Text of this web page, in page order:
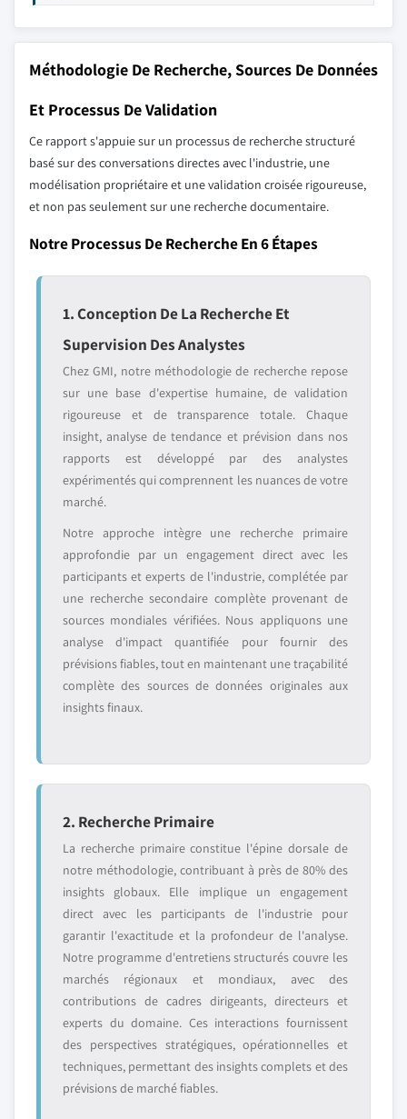
Méthodologie De Recherche, Sources De Données
Et Processus De Validation
Ce rapport s'appuie sur un processus de recherche structuré
basé sur des conversations directes avec l'industrie, une
modélisation propriétaire et une validation croisée rigoureuse,
et non pas seulement sur une recherche documentaire.
Notre Processus De Recherche En 6 Étapes
1. Conception De La Recherche Et
Supervision Des Analystes
Chez GMI, notre méthodologie de recherche repose
sur une base d'expertise humaine, de validation
rigoureuse et de transparence totale. Chaque
insight, analyse de tendance et prévision dans nos
rapports est développé par des analystes
expérimentés qui comprennent les nuances de votre
marché.
Notre approche intègre une recherche primaire
approfondie par un engagement direct avec les
participants et experts de l'industrie, complétée par
une recherche secondaire complète provenant de
sources mondiales vérifiées. Nous appliquons une
analyse d'impact quantifiée pour fournir des
prévisions fiables, tout en maintenant une traçabilité
complète des sources de données originales aux
insights finaux.
2. Recherche Primaire
La recherche primaire constitue l'épine dorsale de
notre méthodologie, contribuant à près de 80% des
insights globaux. Elle implique un engagement
direct avec les participants de l'industrie pour
garantir l'exactitude et la profondeur de l'analyse.
Notre programme d'entretiens structurés couvre les
marchés régionaux et mondiaux, avec des
contributions de cadres dirigeants, directeurs et
experts du domaine. Ces interactions fournissent
des perspectives stratégiques, opérationnelles et
techniques, permettant des insights complets et des
prévisions de marché fiables.